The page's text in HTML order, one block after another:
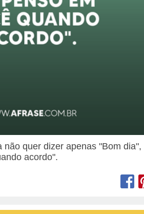
não quer dizer apenas "Bom dia",
acordo".